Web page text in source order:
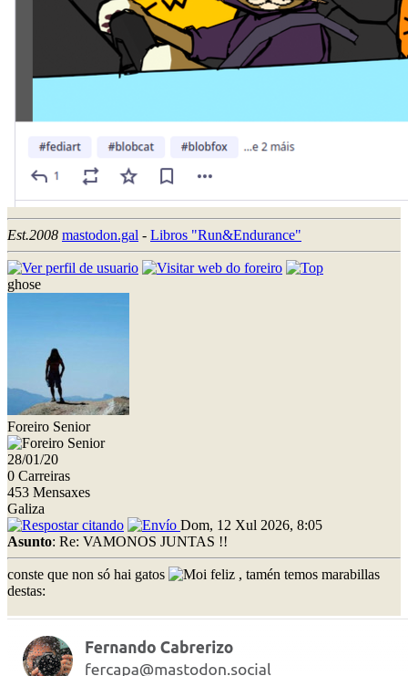
Est.2008 mastodon.gal - Libros "Run&Endurance"
ghose
Foreiro Senior
28/01/20
0 Carreiras
453 Mensaxes
Galiza
Dom, 12 Xul 2026, 8:05
Asunto: Re: VAMONOS JUNTAS !!
conste que non só hai gatos
, tamén temos marabillas
destas: